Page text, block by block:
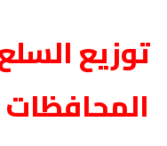
توزيع
المحافظات